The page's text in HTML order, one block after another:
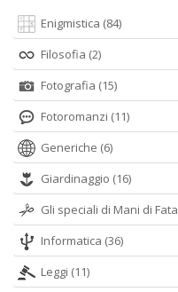
Enigmistica (84)
Filosofia (2)
Fotografia (15)
Fotoromanzi (11)
Generiche (6)
Giardinaggio (16)
Gli speciali di Mani di Fata
Informatica (36)
Leggi (11)